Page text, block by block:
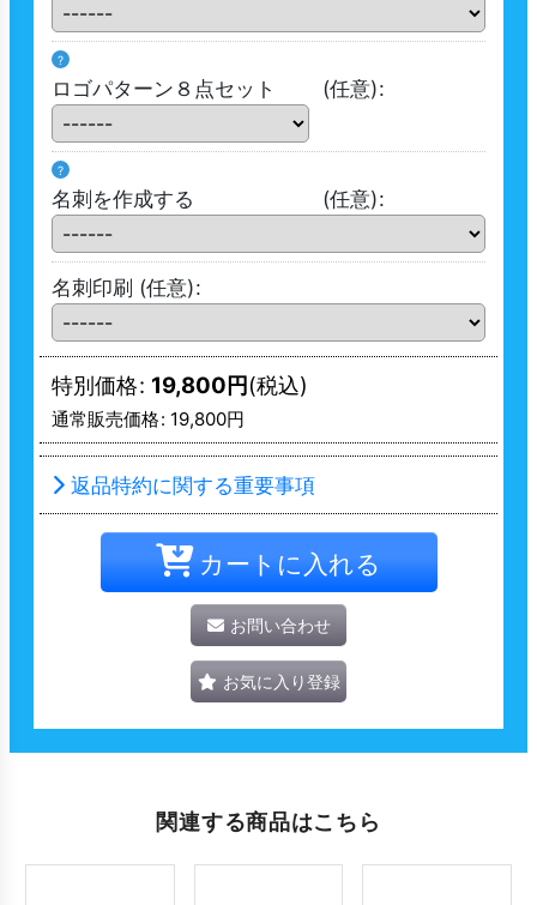
?
ロゴパターン８点セット (任意):
?
名刺を作成する (任意):
名刺印刷 (任意):
特別価格: 19,800円(税込)
通常販売価格: 19,800円
返品特約に関する重要事項
カートに入れる
お問い合わせ
お気に入り登録
関連する商品はこちら